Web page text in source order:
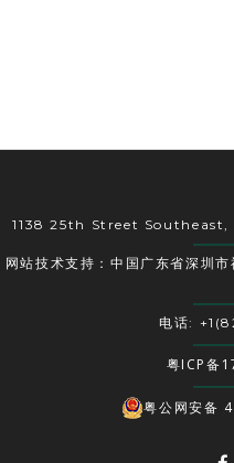
1138 25th Street
网站技术支持：中国广东省深圳
电话:
粤ICP备
粤公网安备